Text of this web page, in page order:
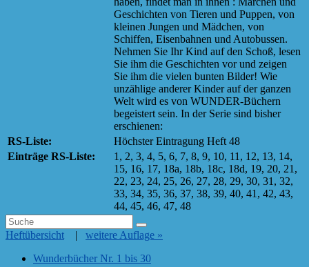
Geschichten von Tieren und Puppen, von
kleinen Jungen und Mädchen, von
Schiffen, Eisenbahnen und Autobussen.
Nehmen Sie Ihr Kind auf den Schoß, lesen
Sie ihm die Geschichten vor und zeigen
Sie ihm die vielen bunten Bilder! Wie
unzählige anderer Kinder auf der ganzen
Welt wird es von WUNDER-Büchern
begeistert sein. In der Serie sind bisher
erschienen:
RS-Liste:
Höchster Eintragung Heft 48
Einträge RS-Liste:
1, 2, 3, 4, 5, 6, 7, 8, 9, 10, 11, 12, 13, 14,
15, 16, 17, 18a, 18b, 18c, 18d, 19, 20, 21,
22, 23, 24, 25, 26, 27, 28, 29, 30, 31, 32,
33, 34, 35, 36, 37, 38, 39, 40, 41, 42, 43,
44, 45, 46, 47, 48
Primärer
Seitenleisten
Widget-
Search
for:
Suche
Heftübersicht | weitere Auflage »
Wunderbücher Nr. 1 bis 30